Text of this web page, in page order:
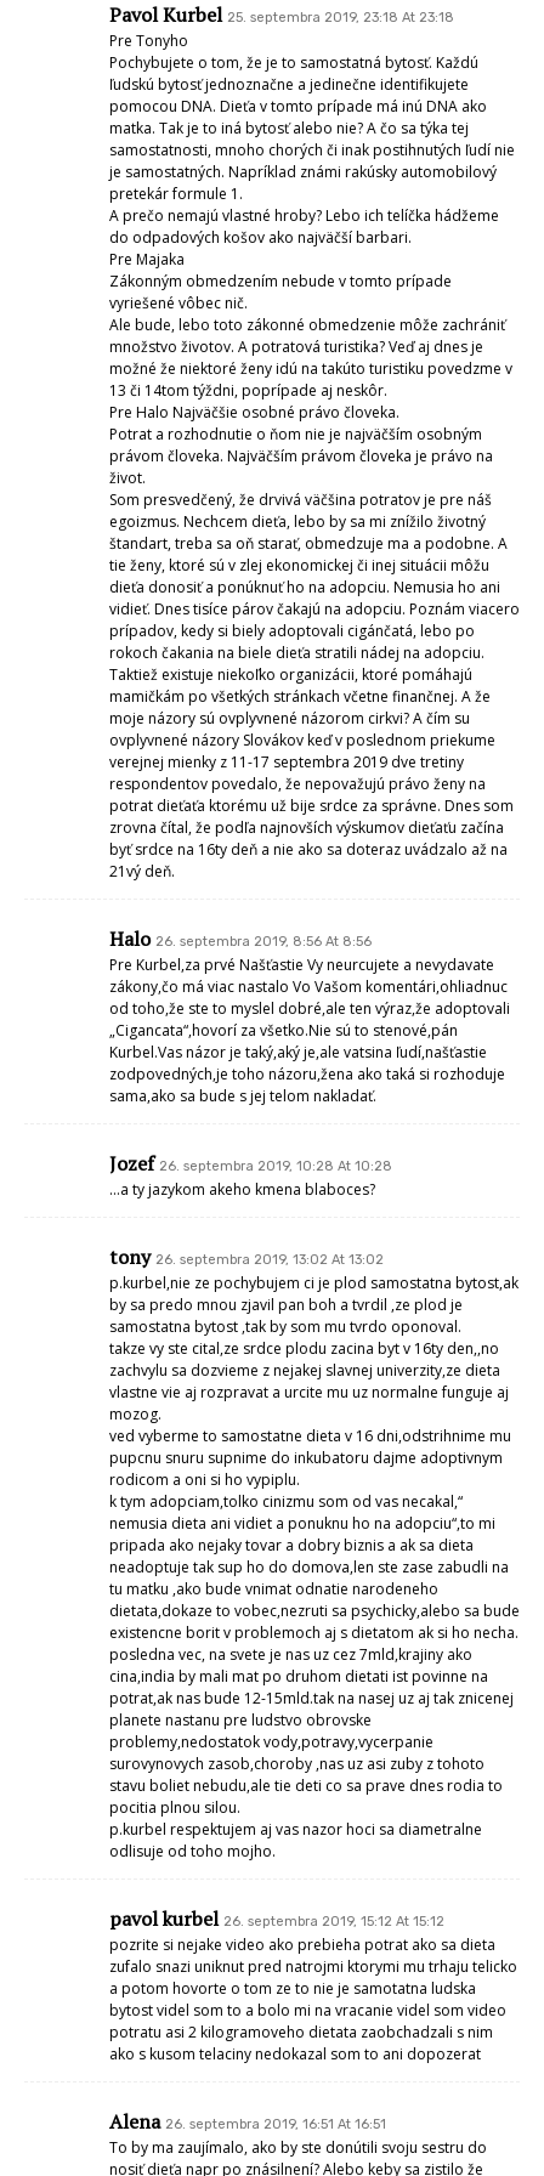
Pavol Kurbel 25. septembra 2019, 23:18 At 23:18
Pre Tonyho
Pochybujete o tom, že je to samostatná bytosť. Každú
ľudskú bytosť jednoznačne a jedinečne identifikujete
pomocou DNA. Dieťa v tomto prípade má inú DNA ako
matka. Tak je to iná bytosť alebo nie? A čo sa týka tej
samostatnosti, mnoho chorých či inak postihnutých ľudí nie
je samostatných. Napríklad známi rakúsky automobilový
pretekár formule 1.
A prečo nemajú vlastné hroby? Lebo ich telíčka hádžeme
do odpadových košov ako najväčší barbari.
Pre Majaka
Zákonným obmedzením nebude v tomto prípade
vyriešené vôbec nič.
Ale bude, lebo toto zákonné obmedzenie môže zachrániť
množstvo životov. A potratová turistika? Veď aj dnes je
možné že niektoré ženy idú na takúto turistiku povedzme v
13 či 14tom týždni, poprípade aj neskôr.
Pre Halo Najväčšie osobné právo človeka.
Potrat a rozhodnutie o ňom nie je najväčším osobným
právom človeka. Najväčším právom človeka je právo na
život.
Som presvedčený, že drvivá väčšina potratov je pre náš
egoizmus. Nechcem dieťa, lebo by sa mi znížilo životný
štandart, treba sa oň starať, obmedzuje ma a podobne. A
tie ženy, ktoré sú v zlej ekonomickej či inej situácii môžu
dieťa donosiť a ponúknuť ho na adopciu. Nemusia ho ani
vidieť. Dnes tisíce párov čakajú na adopciu. Poznám viacero
prípadov, kedy si biely adoptovali cigánčatá, lebo po
rokoch čakania na biele dieťa stratili nádej na adopciu.
Taktiež existuje niekoľko organizácii, ktoré pomáhajú
mamičkám po všetkých stránkach včetne finančnej. A že
moje názory sú ovplyvnené názorom cirkvi? A čím su
ovplyvnené názory Slovákov keď v poslednom priekume
verejnej mienky z 11-17 septembra 2019 dve tretiny
respondentov povedalo, že nepovažujú právo ženy na
potrat dieťaťa ktorému už bije srdce za správne. Dnes som
zrovna čítal, že podľa najnovších výskumov dieťaťu začína
byť srdce na 16ty deň a nie ako sa doteraz uvádzalo až na
21vý deň.
Halo 26. septembra 2019, 8:56 At 8:56
Pre Kurbel,za prvé Našťastie Vy neurcujete a nevydavate
zákony,čo má viac nastalo Vo Vašom komentári,ohliadnuc
od toho,že ste to myslel dobré,ale ten výraz,že adoptovali
„Cigancata“,hovorí za všetko.Nie sú to stenové,pán
Kurbel.Vas názor je taký,aký je,ale vatsina ľudí,našťastie
zodpovedných,je toho názoru,žena ako taká si rozhoduje
sama,ako sa bude s jej telom nakladať.
Jozef 26. septembra 2019, 10:28 At 10:28
…a ty jazykom akeho kmena blaboces?
tony 26. septembra 2019, 13:02 At 13:02
p.kurbel,nie ze pochybujem ci je plod samostatna bytost,ak
by sa predo mnou zjavil pan boh a tvrdil ,ze plod je
samostatna bytost ,tak by som mu tvrdo oponoval.
takze vy ste cital,ze srdce plodu zacina byt v 16ty den,,no
zachvylu sa dozvieme z nejakej slavnej univerzity,ze dieta
vlastne vie aj rozpravat a urcite mu uz normalne funguje aj
mozog.
ved vyberme to samostatne dieta v 16 dni,odstrihnime mu
pupcnu snuru supnime do inkubatoru dajme adoptivnym
rodicom a oni si ho vypiplu.
k tym adopciam,tolko cinizmu som od vas necakal,“
nemusia dieta ani vidiet a ponuknu ho na adopciu“,to mi
pripada ako nejaky tovar a dobry biznis a ak sa dieta
neadoptuje tak sup ho do domova,len ste zase zabudli na
tu matku ,ako bude vnimat odnatie narodeneho
dietata,dokaze to vobec,nezruti sa psychicky,alebo sa bude
existencne borit v problemoch aj s dietatom ak si ho necha.
posledna vec, na svete je nas uz cez 7mld,krajiny ako
cina,india by mali mat po druhom dietati ist povinne na
potrat,ak nas bude 12-15mld.tak na nasej uz aj tak znicenej
planete nastanu pre ludstvo obrovske
problemy,nedostatok vody,potravy,vycerpanie
surovynovych zasob,choroby ,nas uz asi zuby z tohoto
stavu boliet nebudu,ale tie deti co sa prave dnes rodia to
pocitia plnou silou.
p.kurbel respektujem aj vas nazor hoci sa diametralne
odlisuje od toho mojho.
pavol kurbel 26. septembra 2019, 15:12 At 15:12
pozrite si nejake video ako prebieha potrat ako sa dieta
zufalo snazi uniknut pred natrojmi ktorymi mu trhaju telicko
a potom hovorte o tom ze to nie je samotatna ludska
bytost videl som to a bolo mi na vracanie videl som video
potratu asi 2 kilogramoveho dietata zaobchadzali s nim
ako s kusom telaciny nedokazal som to ani dopozerat
Alena 26. septembra 2019, 16:51 At 16:51
To by ma zaujímalo, ako by ste donútili svoju sestru do
nosiť dieťa napr po znásilnení? Alebo keby sa zistilo že